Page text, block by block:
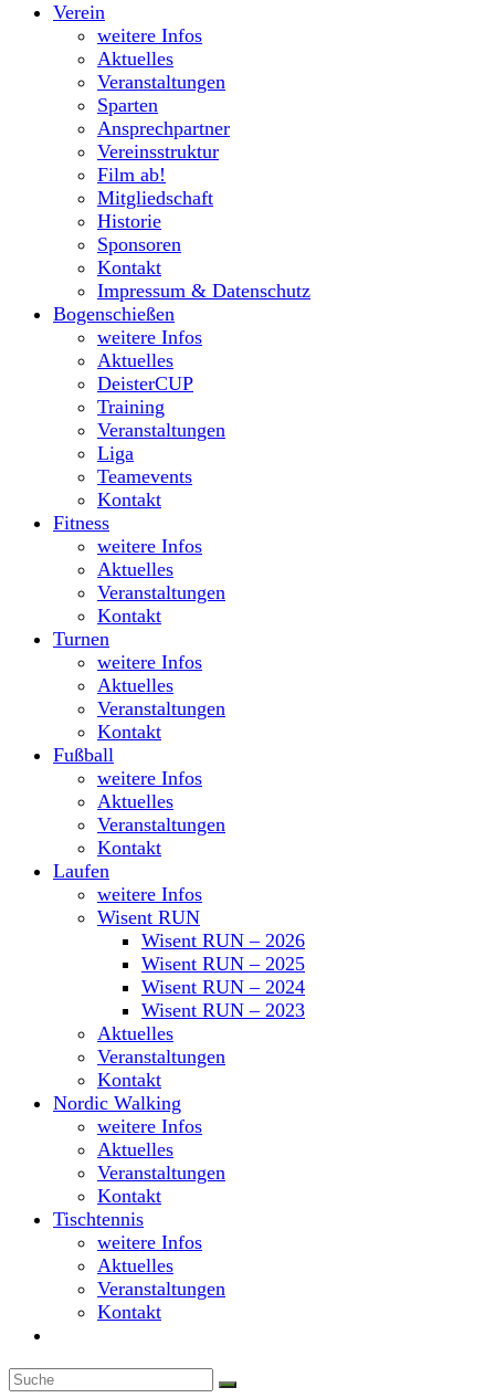
Verein
weitere Infos
Aktuelles
Veranstaltungen
Sparten
Ansprechpartner
Vereinsstruktur
Film ab!
Mitgliedschaft
Historie
Sponsoren
Kontakt
Impressum & Datenschutz
Bogenschießen
weitere Infos
Aktuelles
DeisterCUP
Training
Veranstaltungen
Liga
Teamevents
Kontakt
Fitness
weitere Infos
Aktuelles
Veranstaltungen
Kontakt
Turnen
weitere Infos
Aktuelles
Veranstaltungen
Kontakt
Fußball
weitere Infos
Aktuelles
Veranstaltungen
Kontakt
Laufen
weitere Infos
Wisent RUN
Wisent RUN – 2026
Wisent RUN – 2025
Wisent RUN – 2024
Wisent RUN – 2023
Aktuelles
Veranstaltungen
Kontakt
Nordic Walking
weitere Infos
Aktuelles
Veranstaltungen
Kontakt
Tischtennis
weitere Infos
Aktuelles
Veranstaltungen
Kontakt